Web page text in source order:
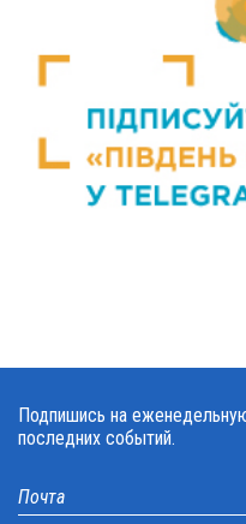
Подпишись на
последних событий.